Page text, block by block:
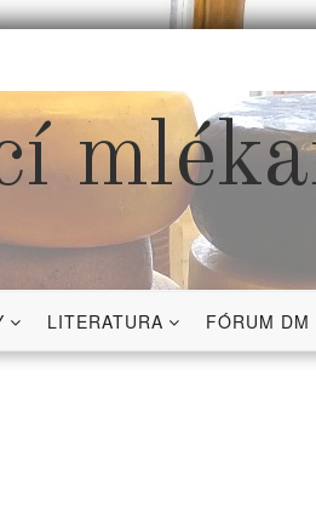
LITERATURA FÓRUM DM